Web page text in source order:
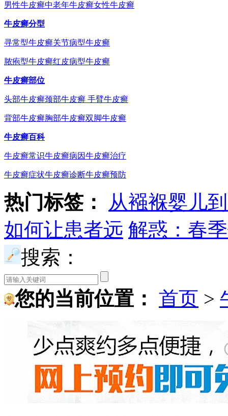
男性牛皮癣中老年牛皮癣女性牛皮癣
牛皮癣分型
寻常型牛皮癣关节病型牛皮癣
脓疱型牛皮癣红皮病型牛皮癣
牛皮癣部位
头部牛皮癣颈部牛皮癣 手臂牛皮癣
背部牛皮癣胸部牛皮癣双脚牛皮癣
牛皮癣百科
牛皮癣常识牛皮癣病因牛皮癣治疗
牛皮癣症状牛皮癣诊断牛皮癣预防
热门标签：
从襁褓婴儿
如何让患者远 解惑：春
搜索：
您的当前位置： 首页 >